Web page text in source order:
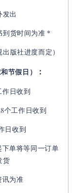
出
到货时间为准 *
版社进度而定）
节假日） ：
作日收到
个工作日收到
日收到
单将等同一订单
货
讯为准